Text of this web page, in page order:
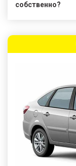
собственно?